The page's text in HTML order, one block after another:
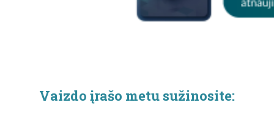
Vaizdo įrašo metu sužinosite: